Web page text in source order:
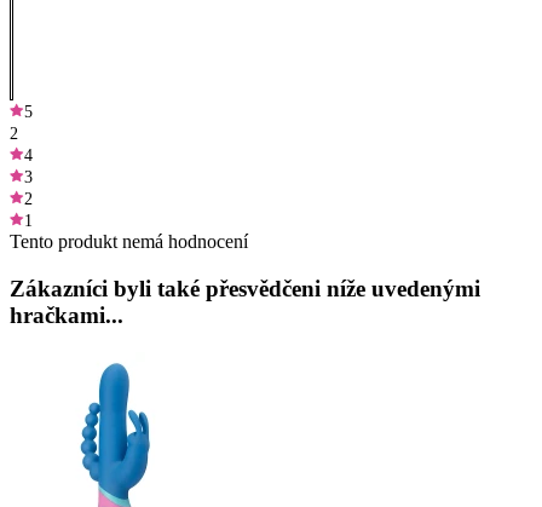
5
2
4
3
2
1
Tento produkt nemá hodnocení
Zákazníci byli také přesvědčeni níže uvedenými
hračkami...